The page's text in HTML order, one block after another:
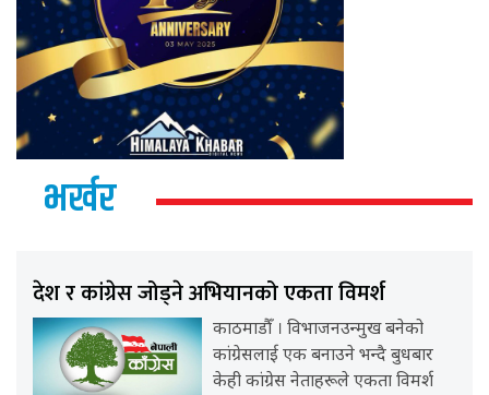
भर्खर
देश र कांग्रेस जोड्ने अभियानको एकता विमर्श
काठमाडौँ । विभाजनउन्मुख बनेको
कांग्रेसलाई एक बनाउने भन्दै बुधबार
केही कांग्रेस नेताहरूले एकता विमर्श